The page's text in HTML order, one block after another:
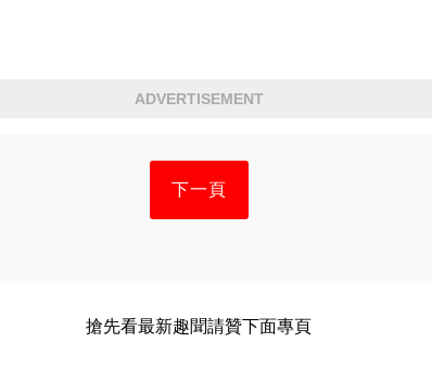
ADVERTISEMENT
下一頁
搶先看最新趣聞請贊下面專頁